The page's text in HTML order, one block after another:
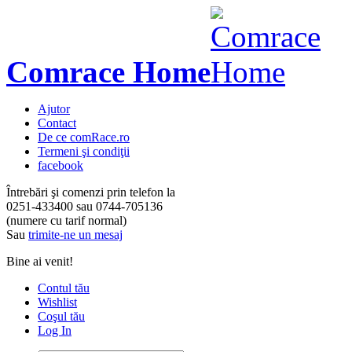
Comrace Home
Ajutor
Contact
De ce comRace.ro
Termeni şi condiţii
facebook
Întrebări şi comenzi prin telefon la
0251-433400 sau 0744-705136
(numere cu tarif normal)
Sau trimite-ne un mesaj
Bine ai venit!
Contul tău
Wishlist
Coşul tău
Log In